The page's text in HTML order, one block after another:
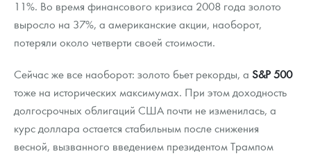
11%. Во время финансового кризиса 2008 года золото
выросло на 37%, а американские акции, наоборот,
потеряли около четверти своей стоимости.
Сейчас же все наоборот: золото бьет рекорды, а S&P 500
тоже на исторических максимумах. При этом доходность
долгосрочных облигаций США почти не изменилась, а
курс доллара остается стабильным после снижения
весной, вызванного введением президентом Трампом